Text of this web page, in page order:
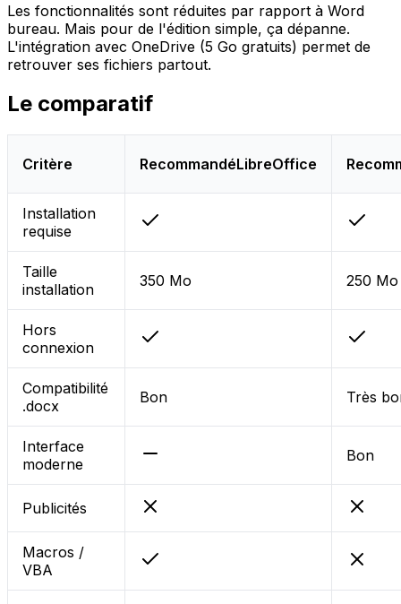
Les fonctionnalités sont réduites par rapport à Word
bureau. Mais pour de l'édition simple, ça dépanne.
L'intégration avec OneDrive (5 Go gratuits) permet de
retrouver ses fichiers partout.
Le comparatif
Critère RecommandéLibreOffice
Installation
requise
Taille
installation
350 Mo 250 Mo
Hors
connexion
Compatibilité
.docx
Bon Très
Interface
moderne
Bon
Publicités
Macros /
VBA